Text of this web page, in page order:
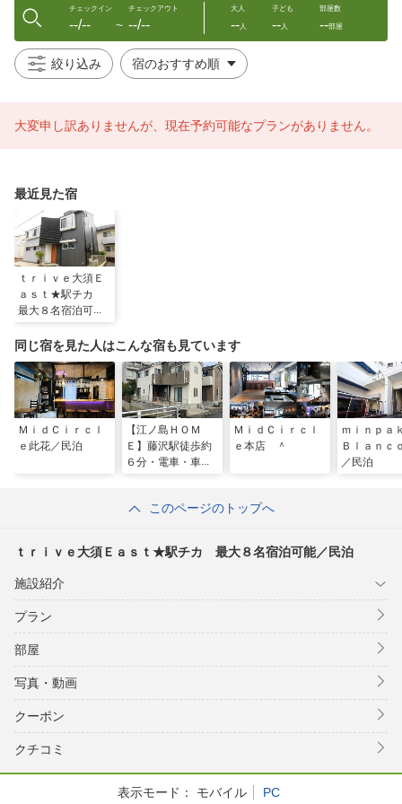
チェックイン
--/-- 〜
チェックアウト
--/--
大人
--人
子ども
--人
部屋数
--部屋
絞り込み
大変申し訳ありませんが、現在予約可能なプランがありません。
最近見た宿
ｔｒｉｖｅ大須Ｅ
ａｓｔ★駅チカ
最大８名宿泊可能
同じ宿を見た人はこんな宿も見ています
ＭｉｄＣｉｒｃｌ
ｅ此花／民泊
【江ノ島ＨＯＭ
Ｅ】藤沢駅徒歩約
６分・電車・車で
あり ＾
ＭｉｄＣｉｒｃｌ
ｅ本店 ＾
ｍｉｎｐ
Ｂｌａｎｃ
／民泊
このページのトップへ
ｔｒｉｖｅ大須Ｅａｓｔ★駅チカ 最大８名宿泊可能／民泊
施設紹介
プラン
部屋
写真・動画
クーポン
クチコミ
表示モード： モバイル PC